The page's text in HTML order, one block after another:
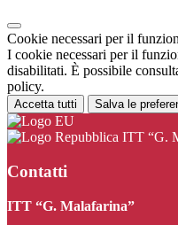
Cookie necessari per il
I cookie necessari per il
disabilitati. È possibile
policy.
Accetta tutti Salva le
ITT “G.
Contatti
ITT “G. Malafarina”